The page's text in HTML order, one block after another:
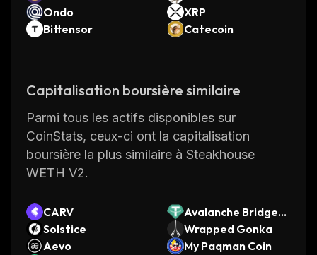
Ondo
XRP
Bittensor
Catecoin
Capitalisation boursière similaire
Parmi tous les actifs disponibles sur
CoinStats, ceux-ci ont la capitalisation
boursière la plus similaire à Steakhouse
WETH V2.
CARV
Avalanche Bridged
USDT (Avalanche)
Solstice
Wrapped Gonka
Aevo
My Paqman Coin